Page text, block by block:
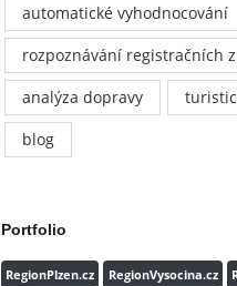
automatické vyhodnocování
rozpoznávání registračních
analýza dopravy
blog
Portfolio
RegionPlzen.cz RegionVysocina.cz